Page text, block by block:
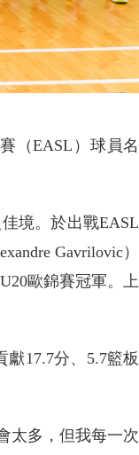
（EASL）球員名
境。於出戰EASL
Gavrilovic）
歐錦賽冠軍。上
17.7分、5.7籃板
太多，但我每一次